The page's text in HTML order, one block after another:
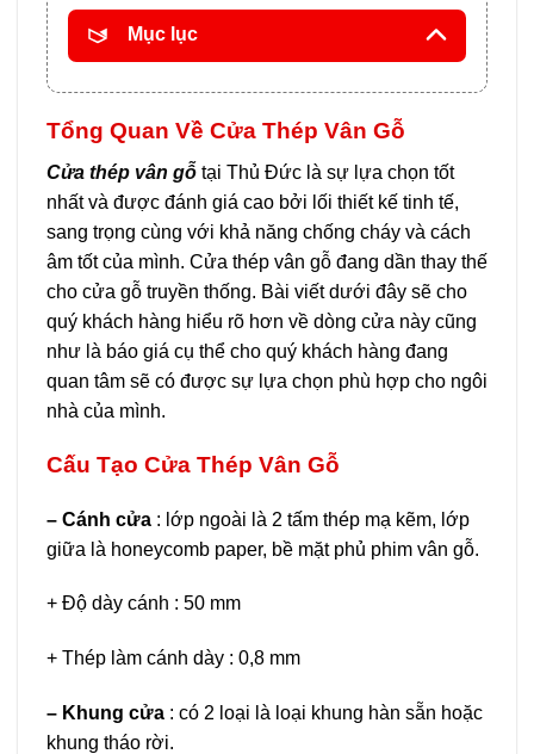
Mục lục
Tổng Quan Về Cửa Thép Vân Gỗ
Cửa thép vân gỗ tại Thủ Đức là sự lựa chọn tốt
nhất và được đánh giá cao bởi lối thiết kế tinh tế,
sang trọng cùng với khả năng chống cháy và cách
âm tốt của mình. Cửa thép vân gỗ đang dần thay thế
cho cửa gỗ truyền thống. Bài viết dưới đây sẽ cho
quý khách hàng hiểu rõ hơn về dòng cửa này cũng
như là báo giá cụ thể cho quý khách hàng đang
quan tâm sẽ có được sự lựa chọn phù hợp cho ngôi
nhà của mình.
Cấu Tạo Cửa Thép Vân Gỗ
– Cánh cửa : lớp ngoài là 2 tấm thép mạ kẽm, lớp
giữa là honeycomb paper, bề mặt phủ phim vân gỗ.
+ Độ dày cánh : 50 mm
+ Thép làm cánh dày : 0,8 mm
– Khung cửa : có 2 loại là loại khung hàn sẵn hoặc
khung tháo rời.